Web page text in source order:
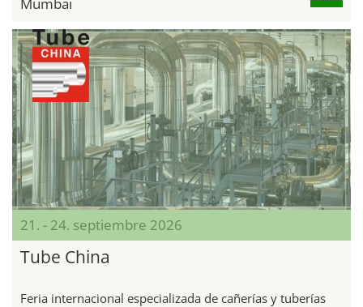
21. - 24. septiembre 2026
Tube China
Feria internacional especializada de cañerías y tuberías